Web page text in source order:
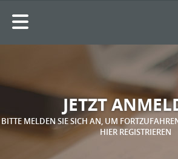
JETZT
BITTE MELDEN SIE SICH AN, UM
HIER REGISTRIEREN